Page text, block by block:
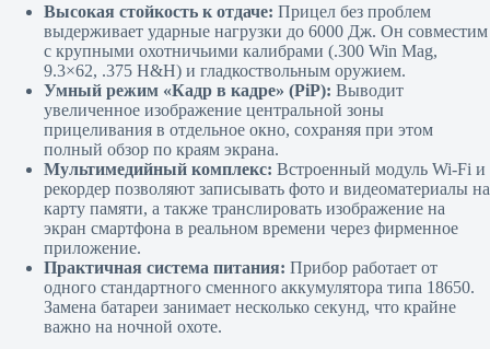
Высокая стойкость к отдаче: Прицел без проблем
выдерживает ударные нагрузки до 6000 Дж. Он совместим
с крупными охотничьими калибрами (.300 Win Mag,
9.3×62, .375 H&H) и гладкоствольным оружием.
Умный режим «Кадр в кадре» (PiP): Выводит
увеличенное изображение центральной зоны
прицеливания в отдельное окно, сохраняя при этом
полный обзор по краям экрана.
Мультимедийный комплекс: Встроенный модуль Wi-Fi и
рекордер позволяют записывать фото и видеоматериалы на
карту памяти, а также транслировать изображение на
экран смартфона в реальном времени через фирменное
приложение.
Практичная система питания: Прибор работает от
одного стандартного сменного аккумулятора типа 18650.
Замена батареи занимает несколько секунд, что крайне
важно на ночной охоте.